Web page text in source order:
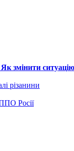
змінити ситуацію
різанини
Росії